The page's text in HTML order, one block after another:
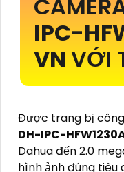
IPC-
VN VỚI
Được trang bị công
DH-IPC-
Dahua đến 2.0
hình ảnh đúng tiêu